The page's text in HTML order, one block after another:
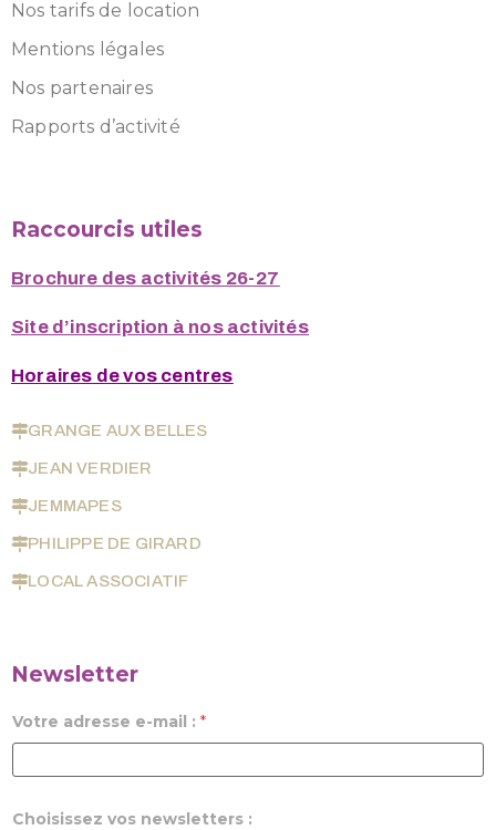
Nos tarifs de location
Mentions légales
Nos partenaires
Rapports d’activité
Raccourcis utiles
Brochure des activités 26-27
Site d’inscription à nos activités
Horaires de vos centres
GRANGE AUX BELLES
JEAN VERDIER
JEMMAPES
PHILIPPE DE GIRARD
LOCAL ASSOCIATIF
Newsletter
Votre adresse e-mail : *
Choisissez vos newsletters :